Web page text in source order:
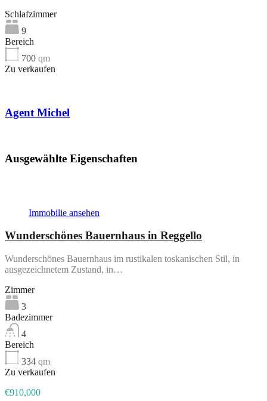
Schlafzimmer
9
Bereich
700 qm
Zu verkaufen
Agent Michel
Ausgewählte Eigenschaften
Immobilie ansehen
Wunderschönes Bauernhaus in Reggello
Wunderschönes Bauernhaus im rustikalen toskanischen Stil, in
ausgezeichnetem Zustand, in…
Zimmer
3
Badezimmer
4
Bereich
334 qm
Zu verkaufen
€910,000